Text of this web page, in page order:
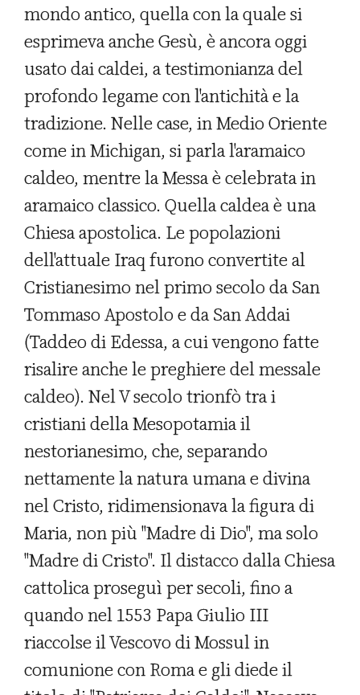
mondo antico, quella con la quale si
esprimeva anche Gesù, è ancora oggi
usato dai caldei, a testimonianza del
profondo legame con l'antichità e la
tradizione. Nelle case, in Medio Oriente
come in Michigan, si parla l'aramaico
caldeo, mentre la Messa è celebrata in
aramaico classico. Quella caldea è una
Chiesa apostolica. Le popolazioni
dell'attuale Iraq furono convertite al
Cristianesimo nel primo secolo da San
Tommaso Apostolo e da San Addai
(Taddeo di Edessa, a cui vengono fatte
risalire anche le preghiere del messale
caldeo). Nel V secolo trionfò tra i
cristiani della Mesopotamia il
nestorianesimo, che, separando
nettamente la natura umana e divina
nel Cristo, ridimensionava la figura di
Maria, non più "Madre di Dio", ma solo
"Madre di Cristo". Il distacco dalla Chiesa
cattolica proseguì per secoli, fino a
quando nel 1553 Papa Giulio III
riaccolse il Vescovo di Mossul in
comunione con Roma e gli diede il